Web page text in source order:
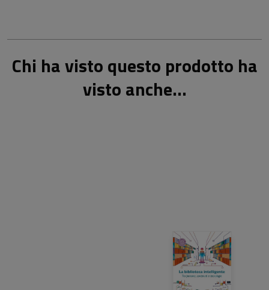
Chi ha visto questo prodotto ha
visto anche...
25,00 €